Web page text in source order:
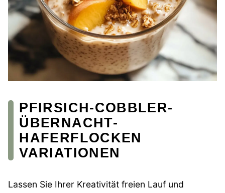
PFIRSICH-COBBLER-
ÜBERNACHT-
HAFERFLOCKEN
VARIATIONEN
Lassen Sie Ihrer Kreativität freien Lauf und